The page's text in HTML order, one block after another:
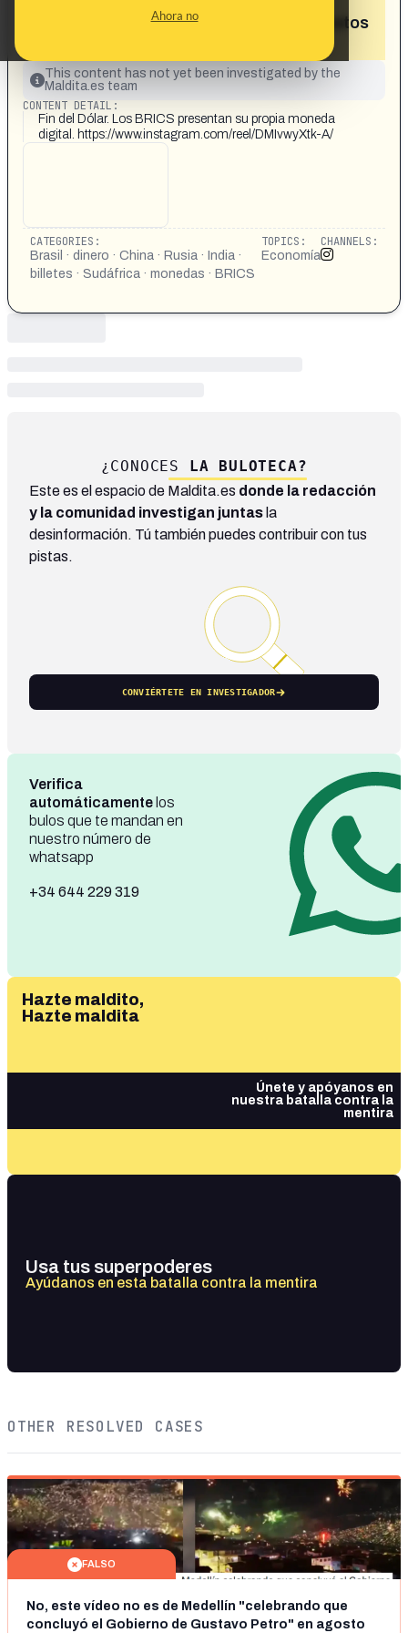
Ahora no
transacciones internacionales entre estos
This content has not yet been investigated by the
Maldita.es team
CONTENT DETAIL:
Fin del Dólar. Los BRICS presentan su propia moneda
digital. https://www.instagram.com/reel/DMIvwyXtk-A/
CATEGORIES:
Brasil · dinero · China · Rusia · India ·
billetes · Sudáfrica · monedas · BRICS
TOPICS:
Economía
CHANNELS:
¿CONOCES LA BULOTECA?
Este es el espacio de Maldita.es donde la redacción
y la comunidad investigan juntas la
desinformación. Tú también puedes contribuir con tus
pistas.
CONVIÉRTETE EN INVESTIGADOR
Verifica
automáticamente los
bulos que te mandan en
nuestro número de
whatsapp
+34 644 229 319
Hazte maldito,
Hazte maldita
Únete y apóyanos en
nuestra batalla contra la
mentira
Usa tus superpoderes
Ayúdanos en esta batalla contra la mentira
OTHER RESOLVED CASES
FALSO
No, este vídeo no es de Medellín "celebrando que
concluyó el Gobierno de Gustavo Petro" en agosto